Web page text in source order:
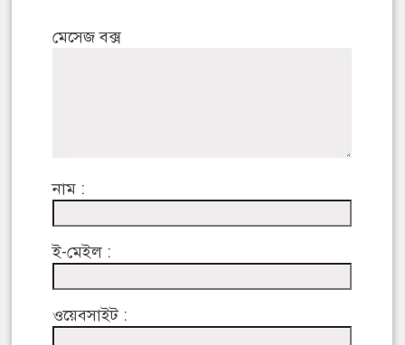
মেসেজ বক্স
নাম :
ই-মেইল :
ওয়েবসাইট :